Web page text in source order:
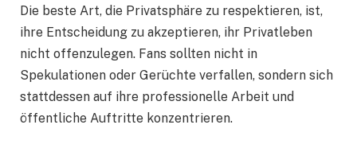
Die beste Art, die Privatsphäre zu respektieren, ist,
ihre Entscheidung zu akzeptieren, ihr Privatleben
nicht offenzulegen. Fans sollten nicht in
Spekulationen oder Gerüchte verfallen, sondern sich
stattdessen auf ihre professionelle Arbeit und
öffentliche Auftritte konzentrieren.